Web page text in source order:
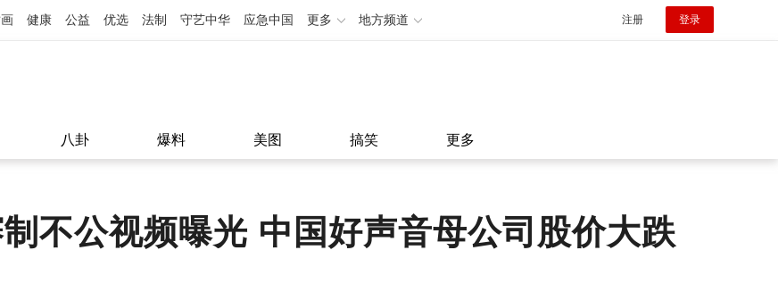
健康 公益 优选 法制 守艺中华 应急中国 更多 地方频道 注册 登录
八卦 爆料 美图 搞笑 更多
不公视频曝光 中国好声音母公司股价大跌